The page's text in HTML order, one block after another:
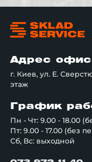
Адрес
г. Киев, ул. Е.
этаж
График
Пн - Чт: 9.00 - 18.00
Пт: 9.00 - 17.00 (без
Сб, Вс: выходной